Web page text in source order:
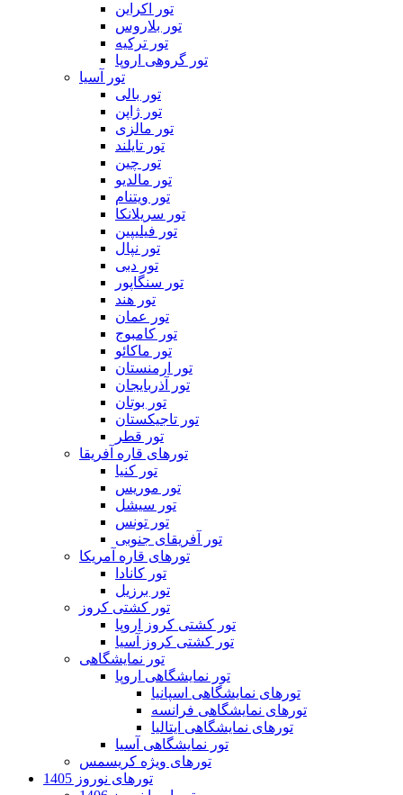
تور اکراین
تور بلاروس
تور ترکیه
تور گروهی اروپا
تور آسیا
تور بالی
تور ژاپن
تور مالزی
تور تایلند
تور چین
تور مالدیو
تور ویتنام
تور سریلانکا
تور فیلیپین
تور نپال
تور دبی
تور سنگاپور
تور هند
تور عمان
تور کامبوج
تور ماکائو
تور ارمنستان
تور آذربایجان
تور بوتان
تور تاجیکستان
تور قطر
تورهای قاره آفریقا
تور کنیا
تور موریس
تور سیشل
تور تونس
تور آفریقای جنوبی
تورهای قاره آمریکا
تور کانادا
تور برزیل
تور کشتی کروز
تور کشتی کروز اروپا
تور کشتی کروز آسیا
تور نمایشگاهی
تور نمایشگاهی اروپا
تورهای نمایشگاهی اسپانیا
تورهای نمایشگاهی فرانسه
تورهای نمایشگاهی ایتالیا
تور نمایشگاهی آسیا
تورهای ویژه کریسمس
تورهای نوروز 1405